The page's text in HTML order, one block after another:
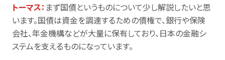
トーマス： まず国債というものについて少し解説したいと思
います。国債は資金を調達するための債権で、銀行や保険
会社、年金機構などが大量に保有しており、日本の金融シ
ステムを支えるものになっています。